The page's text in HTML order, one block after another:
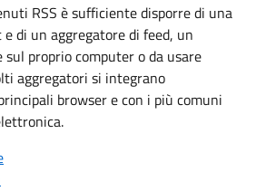
RSS è sufficiente disporre di una
di un aggregatore di feed, un
proprio computer o da usare
aggregatori si integrano
browser e con i più comuni